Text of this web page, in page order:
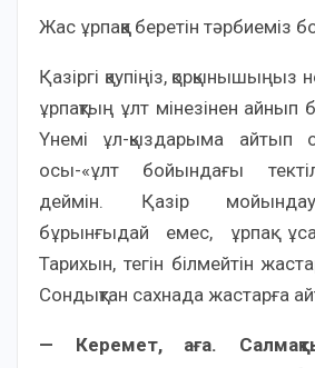
Жас ұрпаққа беретін тәрбиеміз
Қазіргі қаупіңіз, қорқынышыңыз
ұрпақтың ұлт мінезінен айнып
Үнемі ұл-қыздарыма айтып
осы-«ұлт бойындағы
деймін. Қазір
бұрынғыдай емес, ұрпақ
Тарихын, тегін білмейтін
Сондықтан сахнада жастарға
— Керемет, аға.